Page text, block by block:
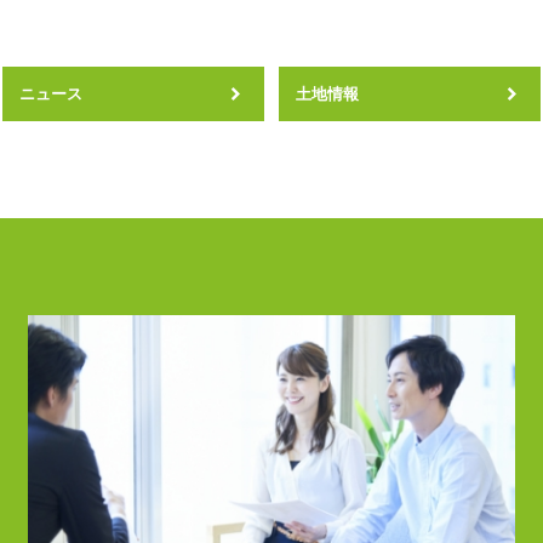
ニュース 土地情報